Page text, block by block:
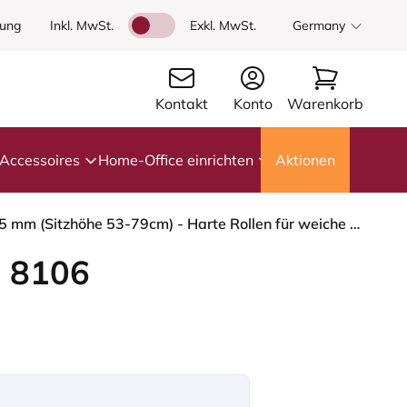
Inkl. MwSt. Exkl. MwSt. Germany
Kontakt Konto Warenkorb
Accessoires Home-Office einrichten Aktionen
HÅG Capisco 8106 - Select (Gabriel) - Wolle / Polyamid - SC64213 - Light blush - Blush Rose - 265 mm (Sitzhöhe 53-79cm) - Harte Rollen für weiche Böden
8106